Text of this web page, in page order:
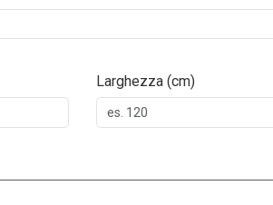
Larghezza (cm)